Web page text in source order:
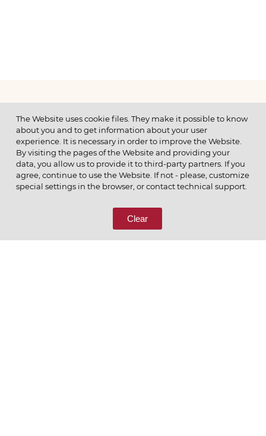
МЕНЮ
© 2026 ОАО
ПОЗВОНИТЕ НАМ
8 (800) 333-65-66
The Website uses cookie files. They make it possible to know
about you and to get information about your user
experience. It is necessary in order to improve the Website.
By visiting the pages of the Website and providing your
data, you allow us to provide it to third-party partners. If you
agree, continue to use the Website. If not - please, customize
special settings in the browser, or contact technical support.
Clear